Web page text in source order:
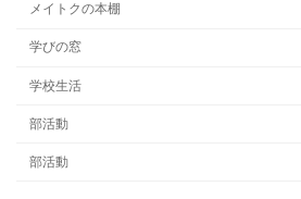
メイトクの本棚
学びの窓
学校生活
部活動
部活動